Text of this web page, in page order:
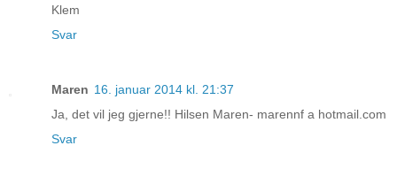
Klem
Svar
Maren 16. januar 2014 kl. 21:37
Ja, det vil jeg gjerne!! Hilsen Maren- marennf a hotmail.com
Svar